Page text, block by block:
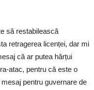
să restabilească
retragerea licenței, dar mi
că ar putea hărțui
atac, pentru că este o
pentru guvernare de